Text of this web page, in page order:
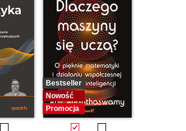
Bestseller
Nowość
Promocja